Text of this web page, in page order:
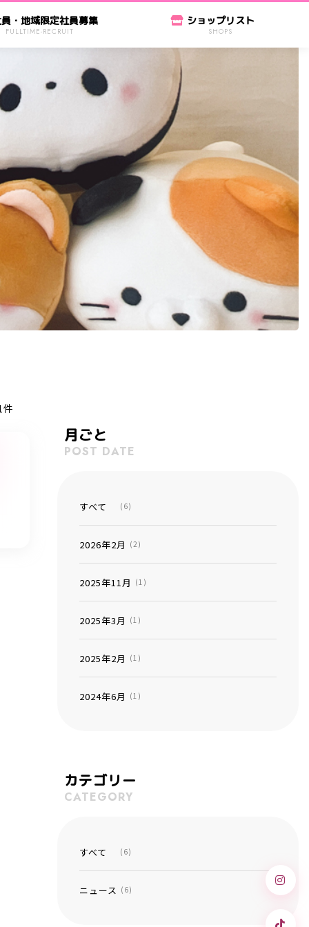
・地域限定社員募集
FULLTIME-RECRUIT
ショップリスト
SHOPS
月ごと
POST DATE
すべて (6)
2026年2月 (2)
2025年11月 (1)
2025年3月 (1)
2025年2月 (1)
2024年6月 (1)
カテゴリー
CATEGORY
すべて (6)
ニュース (6)